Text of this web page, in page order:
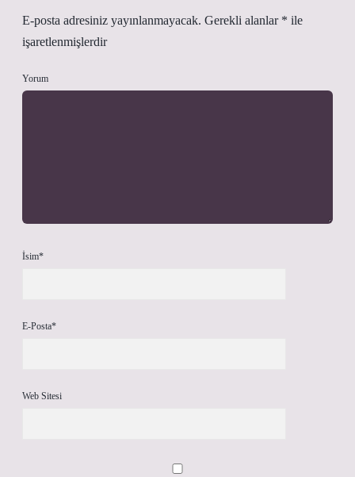
E-posta adresiniz yayınlanmayacak. Gerekli alanlar * ile
işaretlenmişlerdir
Yorum
İsim*
E-Posta*
Web Sitesi